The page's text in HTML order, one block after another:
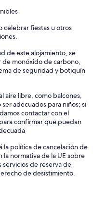
fiestas u otros
de este alojamiento, se
monóxido de carbono,
de seguridad y botiquín
aire libre, como balcones,
adecuados para niños; si
contactar con el
confirmar que puedan
la política de cancelación de
normativa de la UE sobre
servicios de reserva de
de desistimiento.